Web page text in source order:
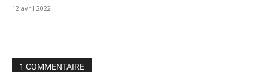
12 avril 2022
1 COMMENTAIRE